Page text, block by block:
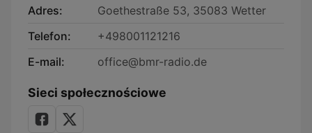
Adres:
Goethestraße 53, 35083 Wetter
Telefon:
+498001121216
E-mail:
office@bmr-radio.de
Sieci społecznościowe